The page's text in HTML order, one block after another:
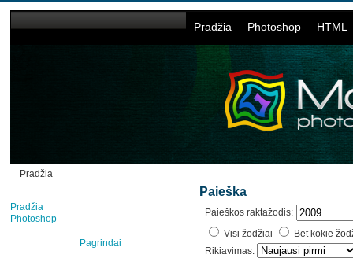
Pradžia Photoshop HTML
Pradžia
Pradžia
Photoshop
Pagrindai
Paieška
Paieškos raktažodis:
Visi žodžiai
Bet kokie
Rikiavimas: